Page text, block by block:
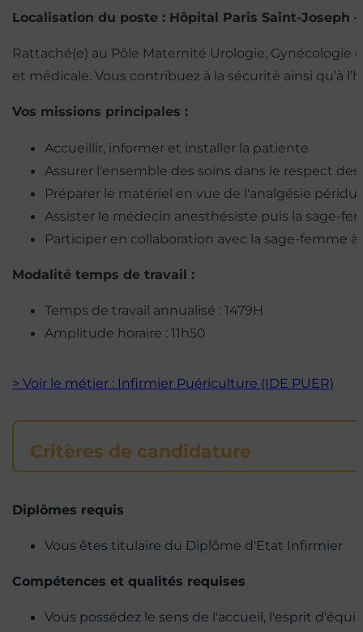
Localisation du poste : Hôpital Paris Saint-Joseph –
Rattaché(e) au Pôle Maternité Urologie, Gynécologie
et médicale. Vous contribuez à la sécurité ainsi qu’à
Vos missions principales :
Accueillir, informer et installer la patiente
Assurer l'ensemble des soins dans le respect
Préparer le matériel en vue de l'analgésie
Assister le médecin anesthésiste puis la sage-
Participer en collaboration avec la sage-femme
Modalité temps de travail :
Temps de travail annualisé : 1479H
Amplitude horaire : 11h50
> Voir le métier : Infirmier Puériculture (IDE PUER)
Critères de candidature
Diplômes requis
Vous êtes titulaire du Diplôme d'Etat Infirmier
Compétences et qualités requises
Vous possédez le sens de l'accueil, l'esprit